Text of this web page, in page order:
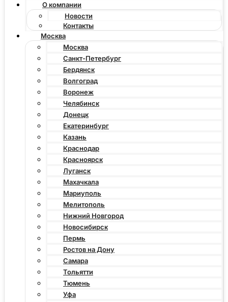
О компании
Новости
Контакты
Москва
Москва
Санкт-Петербург
Бердянск
Волгоград
Воронеж
Челябинск
Донецк
Екатеринбург
Казань
Краснодар
Красноярск
Луганск
Махачкала
Мариуполь
Мелитополь
Нижний Новгород
Новосибирск
Пермь
Ростов на Дону
Самара
Тольятти
Тюмень
Уфа